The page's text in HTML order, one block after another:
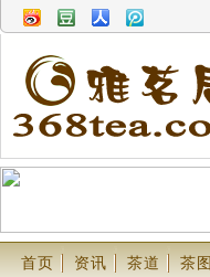
首页 资讯 茶道 茶图